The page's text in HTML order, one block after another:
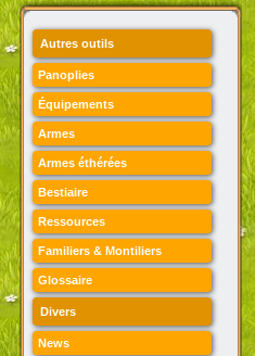
Autres outils
Panoplies
Équipements
Armes
Armes éthérées
Bestiaire
Ressources
Familiers & Montiliers
Glossaire
Divers
News